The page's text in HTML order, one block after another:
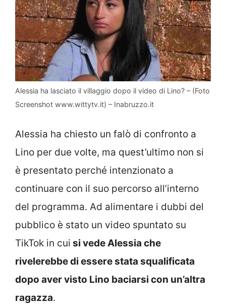
Alessia ha lasciato il villaggio dopo il video di Lino? – (Foto
Screenshot www.wittytv.it) – Inabruzzo.it
Alessia ha chiesto un falò di confronto a
Lino per due volte, ma quest’ultimo non si
è presentato perché intenzionato a
continuare con il suo percorso all’interno
del programma. Ad alimentare i dubbi del
pubblico è stato un video spuntato su
TikTok in cui si vede Alessia che
rivelerebbe di essere stata squalificata
dopo aver visto Lino baciarsi con un’altra
ragazza.